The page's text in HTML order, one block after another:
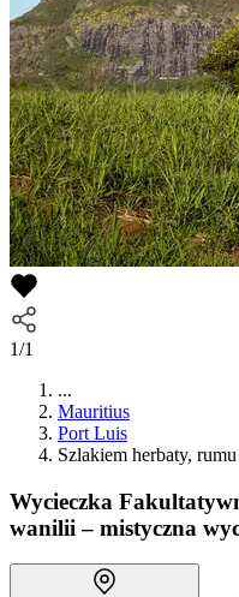
1/1
...
Mauritius
Port Luis
Szlakiem herbaty,
Wycieczka
wanilii – mistyczna